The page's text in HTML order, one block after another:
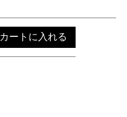
カートに入れる